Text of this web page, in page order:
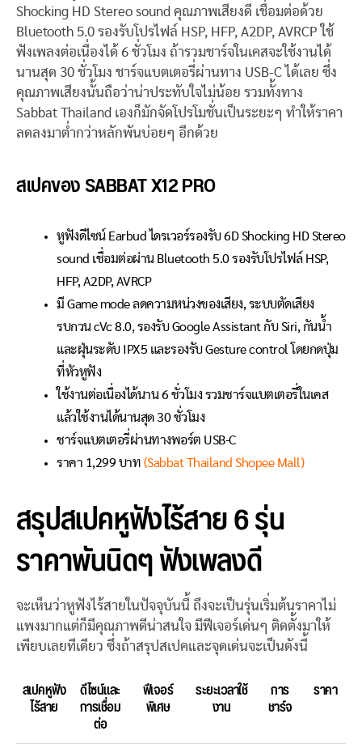
Shocking HD Stereo sound คุณภาพเสียงดี เชื่อมต่อด้วย
Bluetooth 5.0 รองรับโปรไฟล์ HSP, HFP, A2DP, AVRCP ใช้
ฟังเพลงต่อเนื่องได้ 6 ชั่วโมง ถ้ารวมชาร์จในเคสจะใช้งานได้
นานสุด 30 ชั่วโมง ชาร์จแบตเตอรี่ผ่านทาง USB-C ได้เลย ซึ่ง
คุณภาพเสียงนั้นถือว่าน่าประทับใจไม่น้อย รวมทั้งทาง
Sabbat Thailand เองก็มักจัดโปรโมชั่นเป็นระยะๆ ทำให้ราคา
ลดลงมาต่ำกว่าหลักพันบ่อยๆ อีกด้วย
สเปคของ SABBAT X12 PRO
หูฟังดีไซน์ Earbud ไดรเวอร์รองรับ 6D Shocking HD Stereo
sound เชื่อมต่อผ่าน Bluetooth 5.0 รองรับโปรไฟล์ HSP,
HFP, A2DP, AVRCP
มี Game mode ลดความหน่วงของเสียง, ระบบตัดเสียง
รบกวน cVc 8.0, รองรับ Google Assistant กับ Siri, กันน้ำ
และฝุ่นระดับ IPX5 และรองรับ Gesture control โดยกดปุ่ม
ที่หัวหูฟัง
ใช้งานต่อเนื่องได้นาน 6 ชั่วโมง รวมชาร์จแบตเตอรี่ในเคส
แล้วใช้งานได้นานสุด 30 ชั่วโมง
ชาร์จแบตเตอรี่ผ่านทางพอร์ต USB-C
ราคา 1,299 บาท (Sabbat Thailand Shopee Mall)
สรุปสเปคหูฟังไร้สาย 6 รุ่น
ราคาพันนิดๆ ฟังเพลงดี
จะเห็นว่าหูฟังไร้สายในปัจจุบันนี้ ถึงจะเป็นรุ่นเริ่มต้นราคาไม่
แพงมากแต่ก็มีคุณภาพดีน่าสนใจ มีฟีเจอร์เด่นๆ ติดตั้งมาให้
เพียบเลยทีเดียว ซึ่งถ้าสรุปสเปคและจุดเด่นจะเป็นดังนี้
สเปคหูฟัง
ไร้สาย
ดีไซน์และ
การเชื่อม
ต่อ
ฟีเจอร์
พิเศษ
ระยะเวลาใช้
งาน
การ
ชาร์จ
ราคา